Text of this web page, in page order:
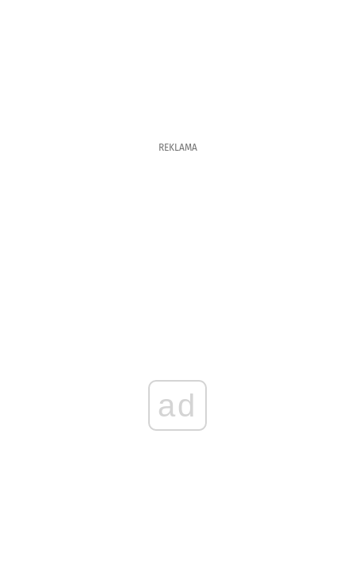
REKLAMA
ad